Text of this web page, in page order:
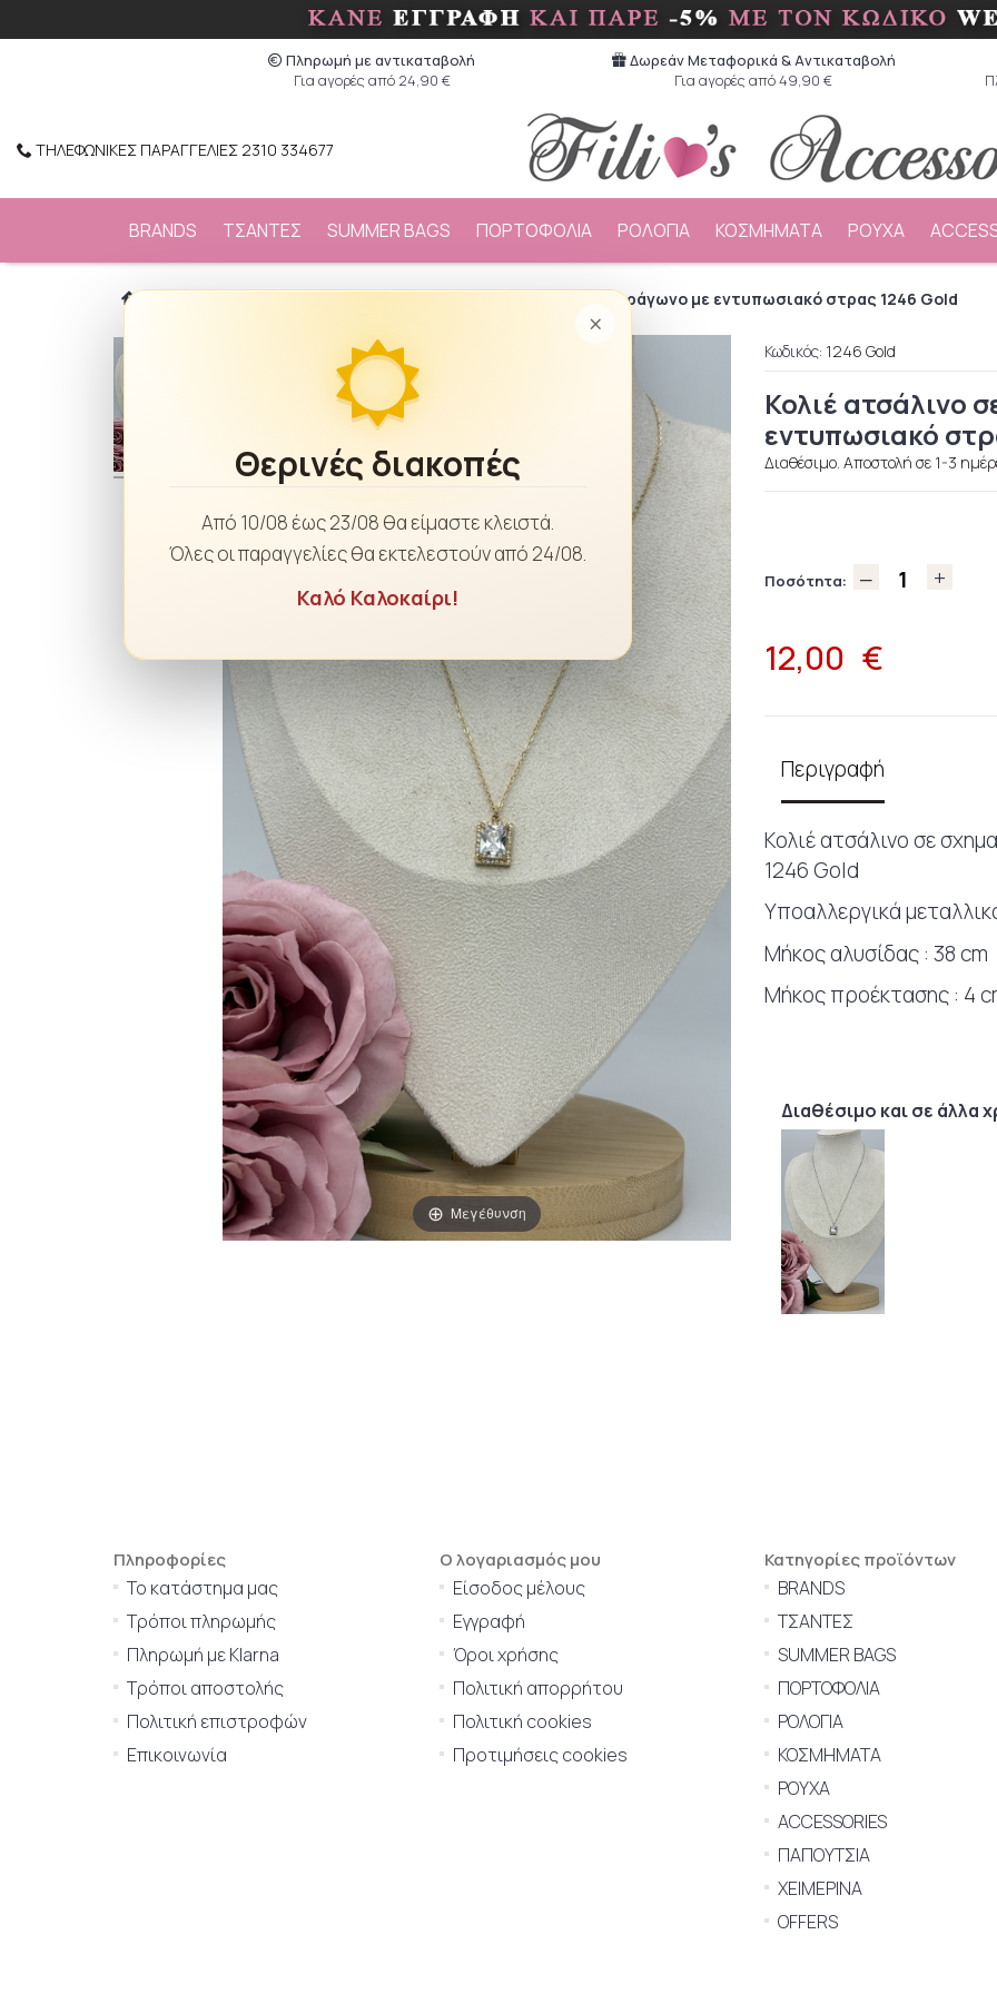
Πληρωμή με αντικαταβολή
Για αγορές από 24,90 €
Δωρεάν Μεταφορικά & Aντικαταβολή
Για αγορές από 49,90 €
ΤΗΛΕΦΩΝΙΚΕΣ ΠΑΡΑΓΓΕΛΙΕΣ 2310 334677
BRANDS ΤΣΑΝΤΕΣ SUMMER BAGS ΠΟΡΤΟΦΟΛΙΑ ΡΟΛΟΓΙΑ ΚΟΣΜΗΜΑΤΑ ΡΟΥΧΑ
×
Θερινές διακοπές
Από 10/08 έως 23/08 θα είμαστε κλειστά.
Όλες οι παραγγελίες θα εκτελεστούν από 24/08.
Καλό Καλοκαίρι!
BRANDS / FiliosAccessories / Κολιέ ατσάλινο σε σχημα τετράγωνο με εντυπωσιακό στρας 1246 Gold
Μεγέθυνση
Κωδικός: 1246 Gold
Κολιέ ατσάλινο
εντυπωσιακό
Διαθέσιμο. Αποστολή σε 1-3
Ποσότητα:
12,00 €
Περιγραφή
Κολιέ ατσάλινο σε
1246 Gold
Υποαλλεργικά
Μήκος αλυσίδας : 38 cm
Μήκος προέκτασης : 4
Διαθέσιμο και σε άλλα
Πληροφορίες
Το κατάστημα μας
Τρόποι πληρωμής
Πληρωμή με Klarna
Τρόποι αποστολής
Πολιτική επιστροφών
Επικοινωνία
Ο λογαριασμός μου
Είσοδος μέλους
Εγγραφή
Όροι χρήσης
Πολιτική απορρήτου
Πολιτική cookies
Προτιμήσεις cookies
Κατηγορίες προϊόντων
BRANDS
ΤΣΑΝΤΕΣ
SUMMER BAGS
ΠΟΡΤΟΦΟΛΙΑ
ΡΟΛΟΓΙΑ
ΚΟΣΜΗΜΑΤΑ
ΡΟΥΧΑ
ACCESSORIES
ΠΑΠΟΥΤΣΙΑ
ΧΕΙΜΕΡΙΝΑ
OFFERS